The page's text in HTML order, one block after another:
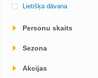
Lietišķa dāvana
Personu skaits
Sezona
Akcijas